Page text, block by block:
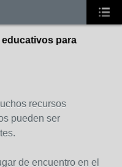
para
recursos
pueden ser
de encuentro en el